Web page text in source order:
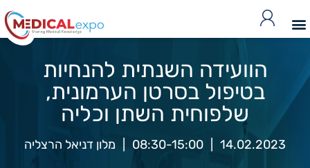
הוועידה השנתית להנחיות
בטיפול בסרטן הערמונית,
שלפוחית השתן וכליה
14.02.2023
08:30-15:00 מלון דניאל הרצליה